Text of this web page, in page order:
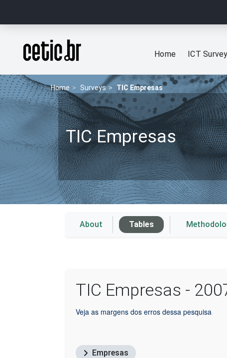
Página inicial
Home ICT
Home Surveys TIC Empresas
TIC Empresas
About Tables
TIC Empresas -
Veja as margens dos erros dessa pesquisa
Empresas